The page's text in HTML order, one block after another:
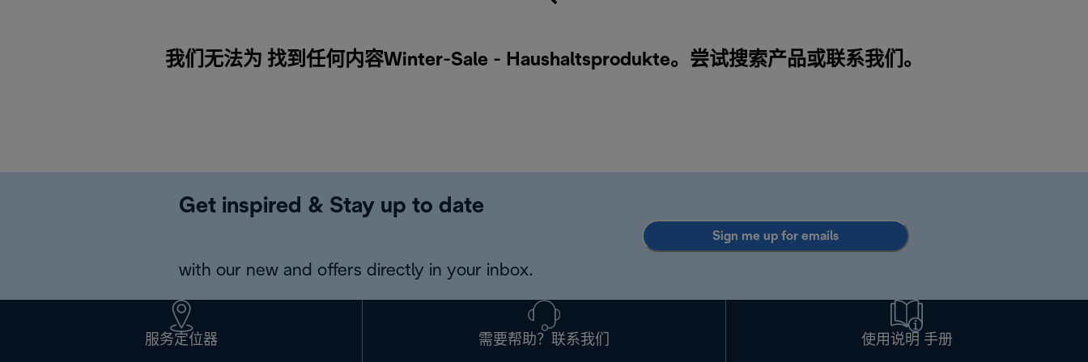
我们无法为 找到任何内容Winter-Sale - Haushaltsprodukte。尝试搜索产品或联系我们 。
Get inspired & Stay up to date
with our new and offers directly in your inbox.
Sign me up for emails
服务定位器 需要帮助？联系我们 使用说明 手册